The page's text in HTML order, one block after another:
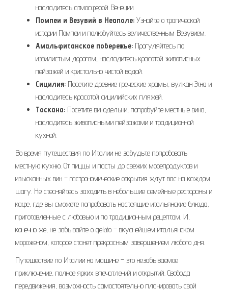
насладитесь атмосферой Венеции.
Помпеи и Везувий в Неаполе: Узнайте о трагической
истории Помпеи и полюбуйтесь величественным Везувием.
Амальфитанское побережье: Прогуляйтесь по
извилистым дорогам, насладитесь красотой живописных
пейзажей и кристально чистой водой.
Сицилия: Посетите древние греческие храмы, вулкан Этна и
насладитесь красотой сицилийских пляжей.
Тоскана: Посетите винодельни, попробуйте местные вина,
насладитесь живописными пейзажами и традиционной
кухней.
Во время путешествия по Италии не забудьте попробовать
местную кухню. От пиццы и пасты до свежих морепродуктов и
изысканных вин – гастрономические открытия ждут вас на каждом
шагу. Не стесняйтесь заходить в небольшие семейные рестораны и
кафе, где вы сможете попробовать настоящие итальянские блюда,
приготовленные с любовью и по традиционным рецептам. И,
конечно же, не забывайте о gelato – вкуснейшем итальянском
мороженом, которое станет прекрасным завершением любого дня.
Путешествие по Италии на машине – это незабываемое
приключение, полное ярких впечатлений и открытий. Свобода
передвижения, возможность самостоятельно планировать свой